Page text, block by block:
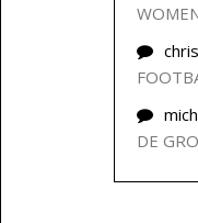
mich
DE